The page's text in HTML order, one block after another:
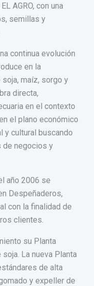
AGRO, con una
semillas y
continua evolución
en la
maíz, sorgo y
directa,
en el contexto
el plano económico
y cultural buscando
de negocios y
año 2006 se
Despeñaderos,
con la finalidad de
clientes.
su Planta
La nueva Planta
de alta
y expeller de